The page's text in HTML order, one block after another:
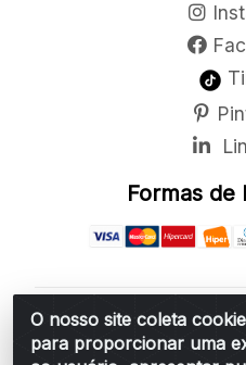
O nosso site coleta
para proporcionar uma
Formas de
Belchior Cortinas e
Vereador Sérgio